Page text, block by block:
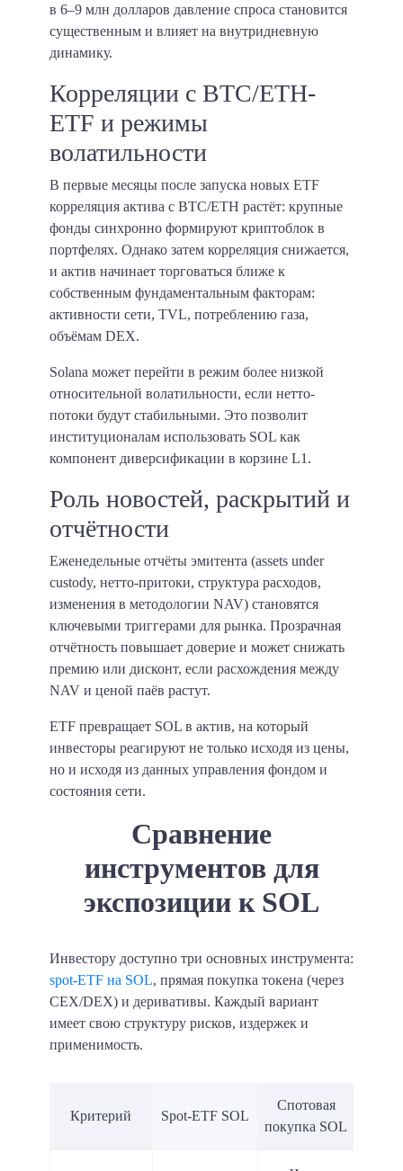
в 6–9 млн долларов давление спроса становится
существенным и влияет на внутридневную
динамику.
Корреляции с BTC/ETH-
ETF и режимы
волатильности
В первые месяцы после запуска новых ETF
корреляция актива с BTC/ETH растёт: крупные
фонды синхронно формируют криптоблок в
портфелях. Однако затем корреляция снижается,
и актив начинает торговаться ближе к
собственным фундаментальным факторам:
активности сети, TVL, потреблению газа,
объёмам DEX.
Solana может перейти в режим более низкой
относительной волатильности, если нетто-
потоки будут стабильными. Это позволит
институционалам использовать SOL как
компонент диверсификации в корзине L1.
Роль новостей, раскрытий и
отчётности
Еженедельные отчёты эмитента (assets under
custody, нетто-притоки, структура расходов,
изменения в методологии NAV) становятся
ключевыми триггерами для рынка. Прозрачная
отчётность повышает доверие и может снижать
премию или дисконт, если расхождения между
NAV и ценой паёв растут.
ETF превращает SOL в актив, на который
инвесторы реагируют не только исходя из цены,
но и исходя из данных управления фондом и
состояния сети.
Сравнение
инструментов для
экспозиции к SOL
Инвестору доступно три основных инструмента:
spot-ETF на SOL, прямая покупка токена (через
CEX/DEX) и деривативы. Каждый вариант
имеет свою структуру рисков, издержек и
применимость.
Критерий Spot-ETF SOL
Спотовая
покупка SOL